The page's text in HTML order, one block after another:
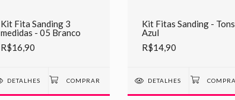
Kit Fita Sanding 3
medidas - 05 Branco
R$16,90
DETALHES
Kit Fitas Sanding - Tons
Azul
R$14,90
DETALHES